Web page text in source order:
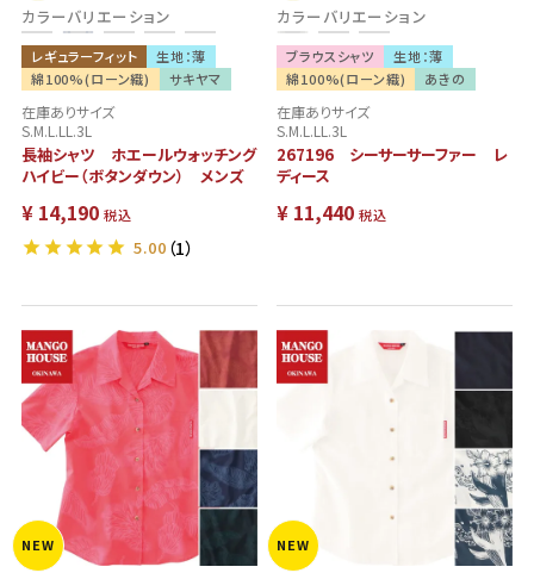
カラーバリエーション
レギュラーフィット
生地：薄
綿100%(ローン織)
サキヤマ
在庫ありサイズ
S.M.L.LL.3L
長袖シャツ ホエールウォッチング
ハイビー（ボタンダウン） メンズ
¥ 14,190 税込
5.00 （1）
カラーバリエーション
ブラウスシャツ
生地：薄
綿100%(ローン織)
あきの
在庫ありサイズ
S.M.L.LL.3L
267196 シーサーサーファー レ
ディース
¥ 11,440 税込
NEW NEW